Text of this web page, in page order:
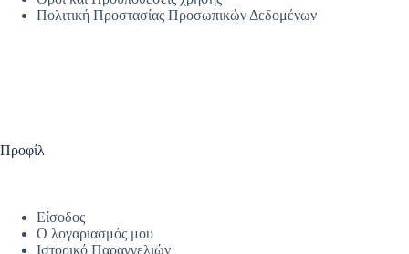
Πολιτική Προστασίας Προσωπικών Δεδομένων
Προφίλ
Είσοδος
Ο λογαριασμός μου
Ιστορικό Παραγγελιών